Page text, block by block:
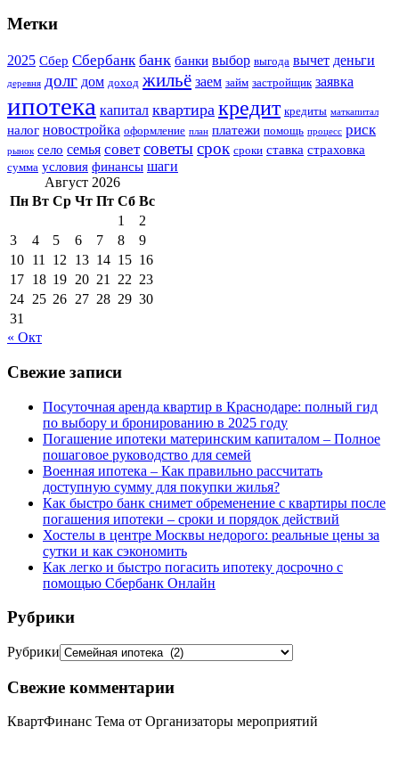
Метки
2025 Сбер Сбербанк банк банки выбор выгода вычет деньги
деревня долг дом доход жильё заем займ застройщик заявка
ипотека капитал квартира кредит кредиты маткапитал
налог новостройка оформление план платежи помощь процесс риск
рынок село семья совет советысрок сроки ставка страховка
сумма условия финансы шаги
Август 2026
Пн Вт Ср Чт Пт Сб Вс
1
2
3
4 5 6 7 8
9
10 11 12 13 14 15 16
17 18 19 20 21 22 23
24 25 26 27 28 29 30
31
« Окт
Свежие записи
Посуточная аренда квартир в Краснодаре: полный гид
по выбору и бронированию в 2025 году
Погашение ипотеки материнским капиталом – Полное
пошаговое руководство для семей
Военная ипотека – Как правильно рассчитать
доступную сумму для покупки жилья?
Как быстро банк снимет обременение с квартиры после
погашения ипотеки – сроки и порядок действий
Хостелы в центре Москвы недорого: реальные цены за
сутки и как сэкономить
Как легко и быстро погасить ипотеку досрочно с
помощью Сбербанк Онлайн
Рубрики
Рубрики
Свежие комментарии
КвартФинанс Тема от Организаторы мероприятий